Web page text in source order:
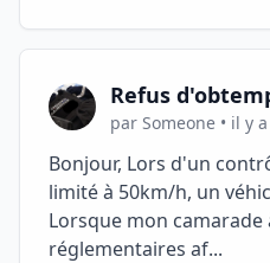
Refus
par Someone • il y
Bonjour, Lors d'un
limité à 50km/h, un
Lorsque mon
réglementaires af...